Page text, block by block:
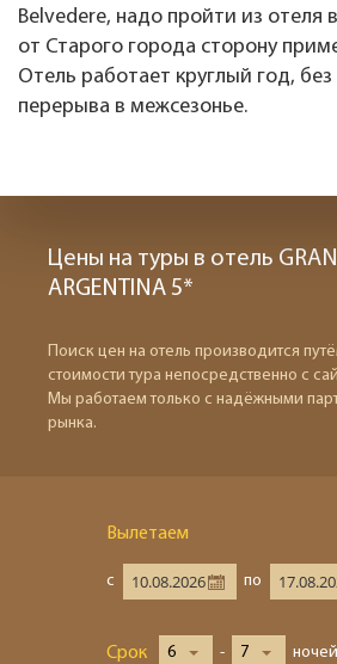
Belvedere, надо пройти из отеля
от Старого города сторону
Отель работает круглый год,
перерыва в межсезонье.
Цены на туры в отель
ARGENTINA 5*
Поиск цен на отель производится
стоимости тура непосредственно с
Мы работаем только с надёжными
рынка.
Вылетаем
с по
Срок 6 - 7 ночей